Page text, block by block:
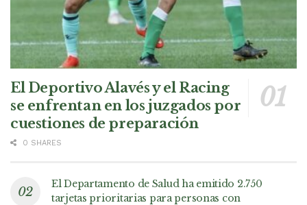
El Deportivo Alavés y el Racing
se enfrentan en los juzgados por
cuestiones de preparación
0 SHARES
El Departamento de Salud ha emitido 2.750
tarjetas prioritarias para personas con